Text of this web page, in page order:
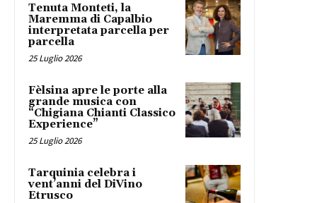
Tenuta Monteti, la
Maremma di Capalbio
interpretata parcella per
parcella
25 Luglio 2026
Fèlsina apre le porte alla
grande musica con
“Chigiana Chianti Classico
Experience”
25 Luglio 2026
Tarquinia celebra i
vent’anni del DiVino
Etrusco